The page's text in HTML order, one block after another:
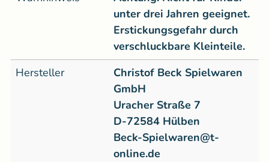
unter drei Jahren geeignet.
Erstickungsgefahr durch
verschluckbare Kleinteile.
Hersteller
Christof Beck Spielwaren
GmbH
Uracher Straße 7
D-72584 Hülben
Beck-Spielwaren@t-
online.de